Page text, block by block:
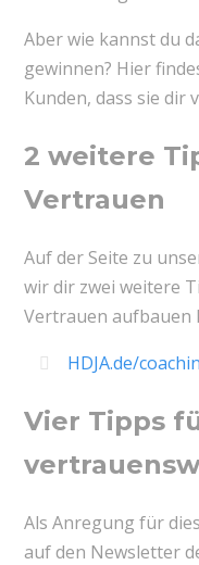
Aber wie kannst du
gewinnen? Hier
Kunden, dass sie dir
2 weitere
Vertrauen
Auf der Seite zu
wir dir zwei weitere
Vertrauen aufbauen
HDJA.de/
Vier Tipps
Als Anregung für
auf den Newsletter